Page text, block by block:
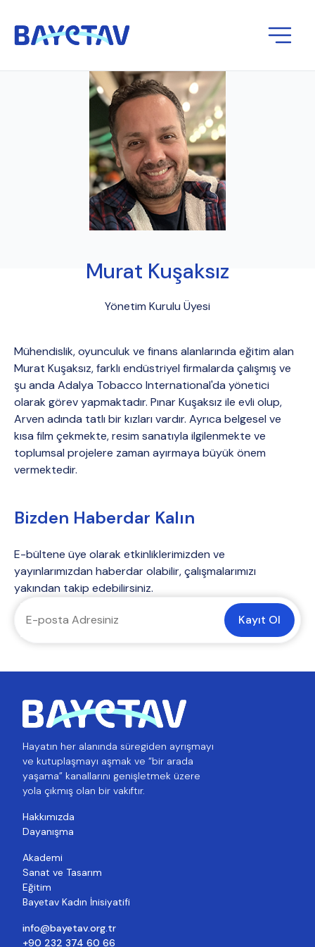
Murat Kuşaksız
Yönetim Kurulu Üyesi
Mühendislik, oyunculuk ve finans alanlarında eğitim alan
Murat Kuşaksız, farklı endüstriyel firmalarda çalışmış ve
şu anda Adalya Tobacco International'da yönetici
olarak görev yapmaktadır. Pınar Kuşaksız ile evli olup,
Arven adında tatlı bir kızları vardır. Ayrıca belgesel ve
kısa film çekmekte, resim sanatıyla ilgilenmekte ve
toplumsal projelere zaman ayırmaya büyük önem
vermektedir.
Bizden Haberdar Kalın
E-bültene üye olarak etkinliklerimizden ve
yayınlarımızdan haberdar olabilir, çalışmalarımızı
yakından takip edebilirsiniz.
Kayıt Ol
Hayatın her alanında süregiden ayrışmayı
ve kutuplaşmayı aşmak ve “bir arada
yaşama” kanallarını genişletmek üzere
yola çıkmış olan bir vakıftır.
Hakkımızda
Dayanışma
Akademi
Sanat ve Tasarım
Eğitim
Bayetav Kadın İnisiyatifi
info@bayetav.org.tr
+90 232 374 60 66